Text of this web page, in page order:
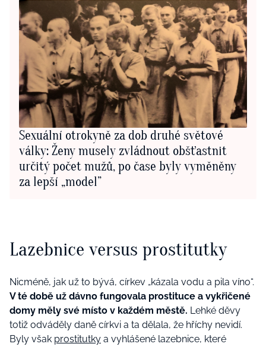
Sexuální otrokyně za dob druhé světové
války: Ženy musely zvládnout obšťastnit
určitý počet mužů, po čase byly vyměněny
za lepší „model”
Lazebnice versus prostitutky
Nicméně, jak už to bývá, církev „kázala vodu a pila víno“.
V té době už dávno fungovala prostituce a vykřičené
domy měly své místo v každém městě. Lehké děvy
totiž odváděly daně církvi a ta dělala, že hříchy nevidí.
Byly však prostitutky a vyhlášené lazebnice, které